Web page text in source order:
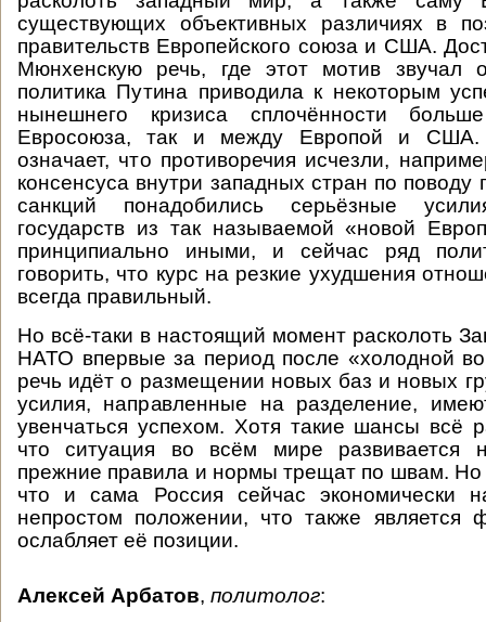
существующих объективных различиях в
правительств Европейского союза и США.
Мюнхенскую речь, где этот мотив звучал
политика Путина приводила к некоторым
нынешнего кризиса сплочённости
Евросоюза, так и между Европой и США.
означает, что противоречия исчезли,
консенсуса внутри западных стран по поводу
санкций понадобились серьёзные
государств из так называемой «новой
принципиально иными, и сейчас ряд
говорить, что курс на резкие ухудшения
всегда правильный.
Но всё-таки в настоящий момент расколоть
НАТО впервые за период после «холодной
речь идёт о размещении новых баз и новых
усилия, направленные на разделение,
увенчаться успехом. Хотя такие шансы всё
что ситуация во всём мире развивается
прежние правила и нормы трещат по швам. Но
что и сама Россия сейчас экономически
непростом положении, что также является
ослабляет её позиции.
Алексей Арбатов, политолог: